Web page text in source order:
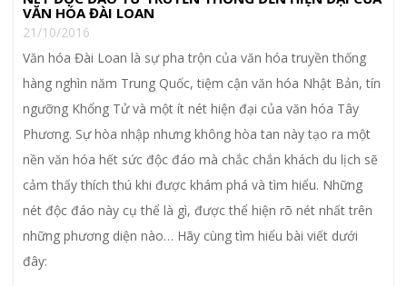
VĂN HÓA ĐÀI LOAN
21/10/2016
Văn hóa Đài Loan là sự pha trộn của văn hóa truyền thống
hàng nghìn năm Trung Quốc, tiệm cận văn hóa Nhật Bản, tín
ngưỡng Khổng Tử và một ít nét hiện đại của văn hóa Tây
Phương. Sự hòa nhập nhưng không hòa tan này tạo ra một
nền văn hóa hết sức độc đáo mà chắc chắn khách du lịch sẽ
cảm thấy thích thú khi được khám phá và tìm hiểu. Những
nét độc đáo này cụ thể là gì, được thể hiện rõ nét nhất trên
những phương diện nào… Hãy cùng tìm hiểu bài viết dưới
đây: